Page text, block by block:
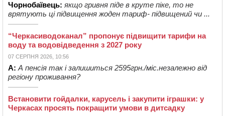
Чорнобаївець: якщо гривня піде в круте піке, то не
врятують ці підвищення жоден тариф- підвищений чи ...
“Черкасиводоканал” пропонує підвищити тарифи на
воду та водовідведення з 2027 року
07 СЕРПНЯ 2026, 10:56
А: А пенсія так і залишиться 2595грн./міс.незалежно від
регіону проживання?
Встановити гойдалки, карусель і закупити іграшки: у
Черкасах просять покращити умови в дитсадку